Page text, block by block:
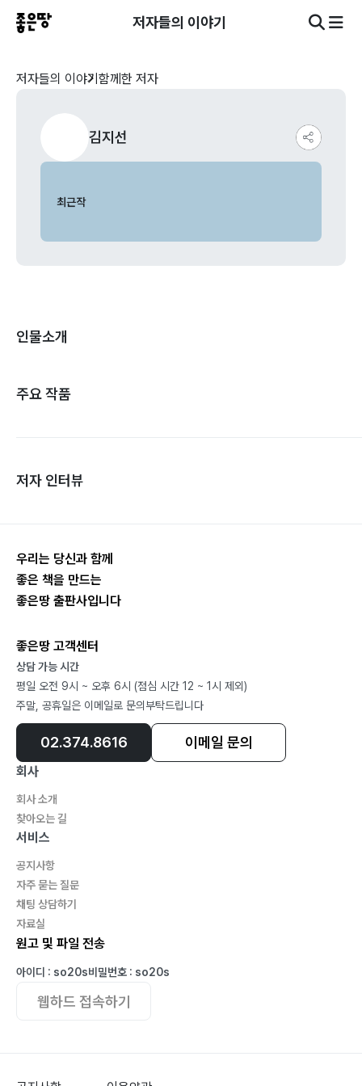
저자들의 이야기
저자들의 이야기 함께한 저자
김지선
최근작
인물소개
주요 작품
저자 인터뷰
우리는 당신과 함께
좋은 책을 만드는
좋은땅 출판사입니다
좋은땅 고객센터
상담 가능 시간
평일 오전 9시 ~ 오후 6시 (점심 시간 12 ~ 1시 제외)
주말, 공휴일은 이메일로 문의부탁드립니다
02.374.8616 이메일 문의
회사
회사 소개
찾아오는 길
서비스
공지사항
자주 묻는 질문
채팅 상담하기
자료실
원고 및 파일 전송
아이디 : so20s비밀번호 : so20s
웹하드 접속하기